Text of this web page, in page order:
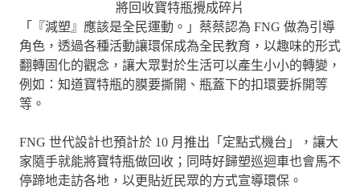
將回收寶特瓶攪成碎片
「『減塑』應該是全民運動。」蔡蔡認為 FNG 做為引導
角色，透過各種活動讓環保成為全民教育，以趣味的形式
翻轉固化的觀念，讓大眾對於生活可以產生小小的轉變，
例如：知道寶特瓶的膜要撕開、瓶蓋下的扣環要拆開等
等。
FNG 世代設計也預計於 10 月推出「定點式機台」，讓大
家隨手就能將寶特瓶做回收；同時好歸塑巡迴車也會馬不
停蹄地走訪各地，以更貼近民眾的方式宣導環保。